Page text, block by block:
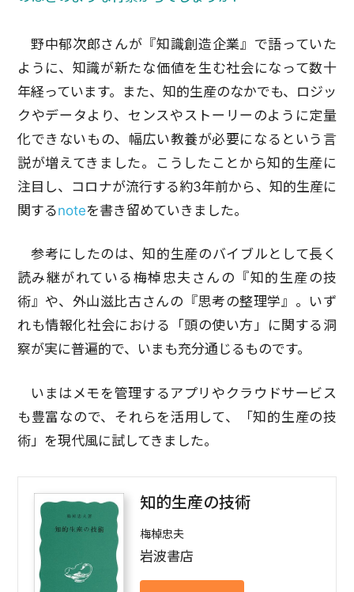
野中郁次郎さんが『知識創造企業』で語っていた
ように、知識が新たな価値を生む社会になって数十
年経っています。また、知的生産のなかでも、ロジッ
クやデータより、センスやストーリーのように定量
化できないもの、幅広い教養が必要になるという言
説が増えてきました。こうしたことから知的生産に
注目し、コロナが流行する約3年前から、知的生産に
関するnoteを書き留めていきました。
参考にしたのは、知的生産のバイブルとして長く
読み継がれている梅棹忠夫さんの『知的生産の技
術』や、外山滋比古さんの『思考の整理学』。いず
れも情報化社会における「頭の使い方」に関する洞
察が実に普遍的で、いまも充分通じるものです。
いまはメモを管理するアプリやクラウドサービス
も豊富なので、それらを活用して、「知的生産の技
術」を現代風に試してきました。
知的生産の技術
梅棹忠夫
岩波書店